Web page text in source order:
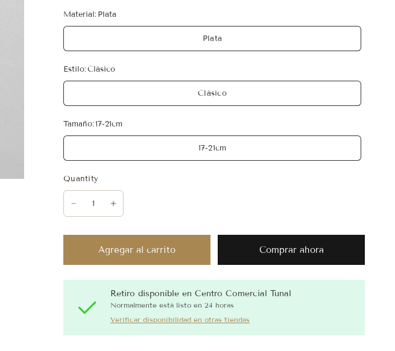
Material: Plata
Plata
Estilo:Clásico
Clásico
Tamaño:17-21cm
17-21cm
Quantity
Agregar al carrito Comprar ahora
Retiro disponible enCentro Comercial Tunal
Normalmente está listo en 24 horas
Verificar disponibilidad en otras tiendas